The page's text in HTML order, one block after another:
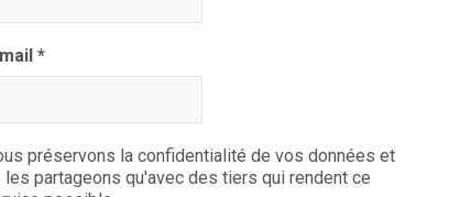
*
préservons la confidentialité de vos données et
les partageons qu'avec des tiers qui rendent ce